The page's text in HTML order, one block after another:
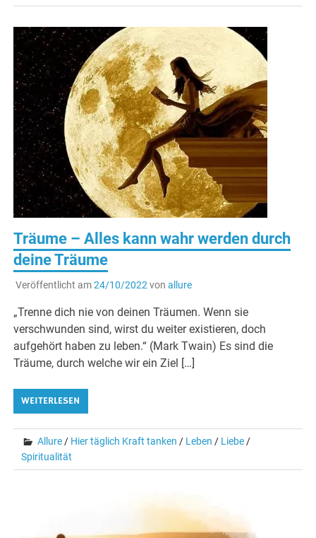
Träume – Alles kann wahr werden durch
deine Träume
Veröffentlicht am24/10/2022 von allure
„Trenne dich nie von deinen Träumen. Wenn sie
verschwunden sind, wirst du weiter existieren, doch
aufgehört haben zu leben.“ (Mark Twain) Es sind die
Träume, durch welche wir ein Ziel […]
WEITERLESEN
Allure / Hier täglich Kraft tanken / Leben / Liebe /
Spiritualität